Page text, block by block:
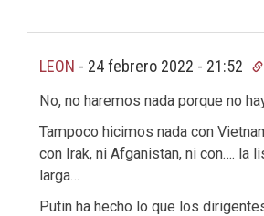
LEON - 24 febrero 2022 - 21:52
No, no haremos nada porque no
Tampoco hicimos nada con
con Irak, ni Afganistan, ni con…. la
larga…
Putin ha hecho lo que los